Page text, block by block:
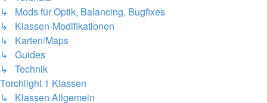
↳ Mods für Optik, Balancing, Bugfixes
↳ Klassen-Modifikationen
↳ Karten/Maps
↳ Guides
↳ Technik
Torchlight 1 Klassen
↳ Klassen Allgemein